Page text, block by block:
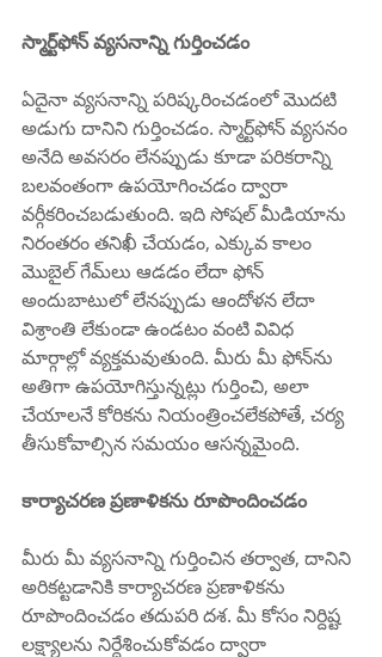
స్మార్ట్‌ఫోన్ వ్యసనాన్ని గుర్తించడం
ఏదైనా వ్యసనాన్ని పరిష్కరించడంలో మొదటి
అడుగు దానిని గుర్తించడం. స్మార్ట్‌ఫోన్ వ్యసనం
అనేది అవసరం లేనప్పుడు కూడా పరికరాన్ని
బలవంతంగా ఉపయోగించడం ద్వారా
వర్గీకరించబడుతుంది. ఇది సోషల్ మీడియాను
నిరంతరం తనిఖీ చేయడం, ఎక్కువ కాలం
మొబైల్ గేమ్‌లు ఆడడం లేదా ఫోన్
అందుబాటులో లేనప్పుడు ఆందోళన లేదా
విశ్రాంతి లేకుండా ఉండటం వంటి వివిధ
మార్గాల్లో వ్యక్తమవుతుంది. మీరు మీ ఫోన్‌ను
అతిగా ఉపయోగిస్తున్నట్లు గుర్తించి, అలా
చేయాలనే కోరికను నియంత్రించలేకపోతే, చర్య
తీసుకోవాల్సిన సమయం ఆసన్నమైంది.
కార్యాచరణ ప్రణాళికను రూపొందించడం
మీరు మీ వ్యసనాన్ని గుర్తించిన తర్వాత, దానిని
అరికట్టడానికి కార్యాచరణ ప్రణాళికను
రూపొందించడం తదుపరి దశ. మీ కోసం నిర్దిష్ట
లక్ష్యాలను నిర్దేశించుకోవడం ద్వారా